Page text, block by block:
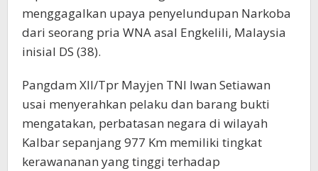
menggagalkan upaya penyelundupan Narkoba
dari seorang pria WNA asal Engkelili, Malaysia
inisial DS (38).
Pangdam XII/Tpr Mayjen TNI Iwan Setiawan
usai menyerahkan pelaku dan barang bukti
mengatakan, perbatasan negara di wilayah
Kalbar sepanjang 977 Km memiliki tingkat
kerawananan yang tinggi terhadap